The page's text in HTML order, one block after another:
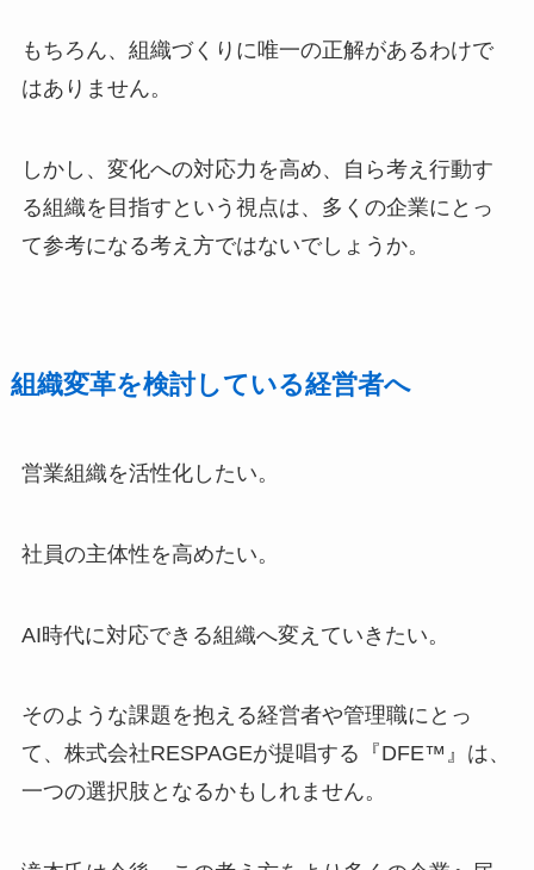
もちろん、組織づくりに唯一の正解があるわけで
はありません。
しかし、変化への対応力を高め、自ら考え行動す
る組織を目指すという視点は、多くの企業にとっ
て参考になる考え方ではないでしょうか。
組織変革を検討している経営者へ
営業組織を活性化したい。
社員の主体性を高めたい。
AI時代に対応できる組織へ変えていきたい。
そのような課題を抱える経営者や管理職にとっ
て、株式会社RESPAGEが提唱する『DFE™』は、
一つの選択肢となるかもしれません。